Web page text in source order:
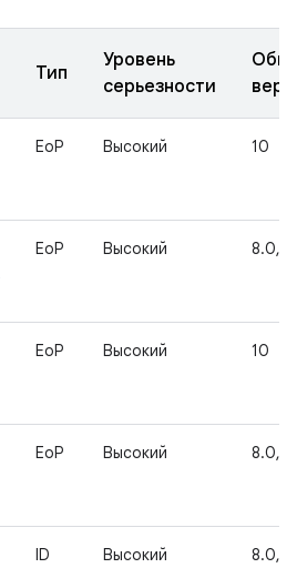
Тип
Уровень
серьезности
EoP Высокий 10
EoP Высокий 8.0,
EoP Высокий 10
EoP Высокий 8.0,
ID Высокий 8.0,